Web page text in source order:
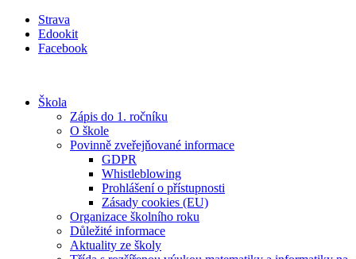
Přejít
obsahu
Strava
Edookit
Facebook
Škola
Zápis do 1. ročníku
O škole
Povinně zveřejňované informace
GDPR
Whistleblowing
Prohlášení o přístupnosti
Zásady cookies (EU)
Organizace školního roku
Důležité informace
Aktuality ze školy